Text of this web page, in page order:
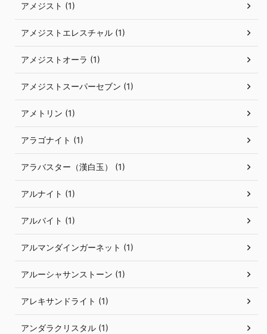
アメジスト (1)
アメジストエレスチャル (1)
アメジストオーラ (1)
アメジストスーパーセブン (1)
アメトリン (1)
アラゴナイト (1)
アラバスター（漢白玉） (1)
アルナイト (1)
アルバイト (1)
アルマンダインガーネット (1)
アルーシャサンストーン (1)
アレキサンドライト (1)
アンダラクリスタル (1)